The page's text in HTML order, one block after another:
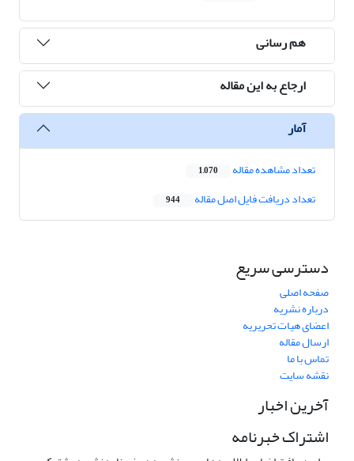
هم رسانی
ارجاع به این مقاله
آمار
تعداد مشاهده مقاله 1,070
تعداد دریافت فایل اصل مقاله 944
دسترسی سریع
صفحه اصلی
درباره نشریه
اعضای هیات تحریریه
ارسال مقاله
تماس با ما
نقشه سایت
آخرین اخبار
اشتراک خبرنامه